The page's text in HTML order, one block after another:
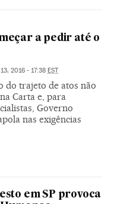
a pedir até o
2016 - 17:38 EST
do trajeto de atos não
Carta e, para
Governo
nas exigências
em SP provoca